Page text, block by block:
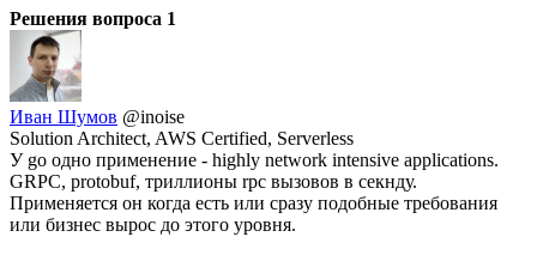
Решения вопроса 1
Иван Шумов @inoise
Solution Architect, AWS Certified, Serverless
У go одно применение - highly network intensive applications.
GRPC, protobuf, триллионы rpc вызовов в секнду.
Применяется он когда есть или сразу подобные требования
или бизнес вырос до этого уровня.